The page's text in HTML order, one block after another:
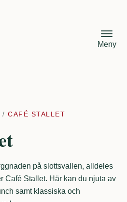
Meny
/CAFÉ STALLET
på slottsvallen, alldeles
Café Stallet. Här kan du njuta av
samt klassiska och